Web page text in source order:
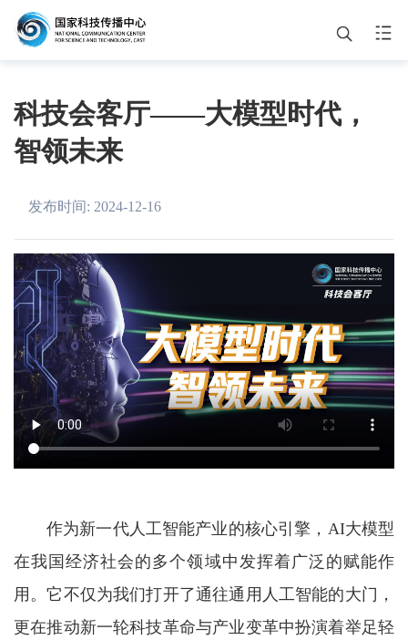
中心要闻 品牌活动
主题展览
科技会客厅——大模型时代，
智领未来
发布时间: 2024-12-16
作为新一代人工智能产业的核心引擎，AI大模型
在我国经济社会的多个领域中发挥着广泛的赋能作
用。它不仅为我们打开了通往通用人工智能的大门，
更在推动新一轮科技革命与产业变革中扮演着举足轻